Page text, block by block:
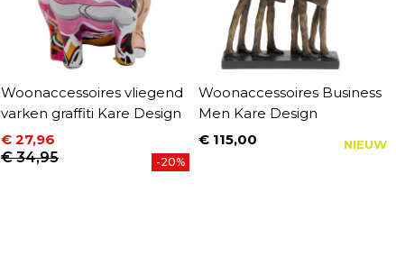
Woonaccessoires vliegend
varken graffiti Kare Design
Prijs
€ 27,96
Normale prijs
€ 34,95 -20%
Woonaccessoires Business
Men Kare Design
Prijs
€ 115,00 NIEUW